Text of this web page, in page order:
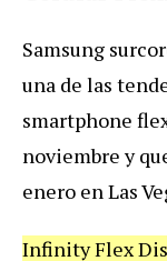
Samsung
una de las
smartphone
noviembre y
enero en Las
Infinity Flex